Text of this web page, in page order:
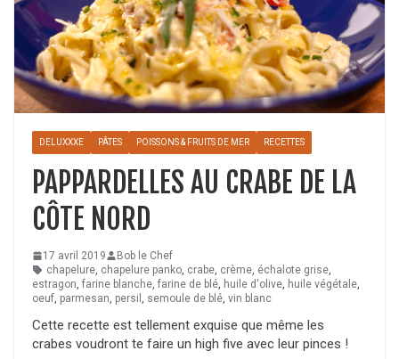
DELUXXXE PÂTES POISSONS & FRUITS DE MER RECETTES
PAPPARDELLES AU CRABE DE LA
CÔTE NORD
17 avril 2019
Bob le Chef
chapelure, chapelure panko, crabe, crème, échalote grise,
estragon, farine blanche, farine de blé, huile d'olive, huile végétale,
oeuf, parmesan, persil , semoule de blé, vin blanc
Cette recette est tellement exquise que même les
crabes voudront te faire un high five avec leur pinces !